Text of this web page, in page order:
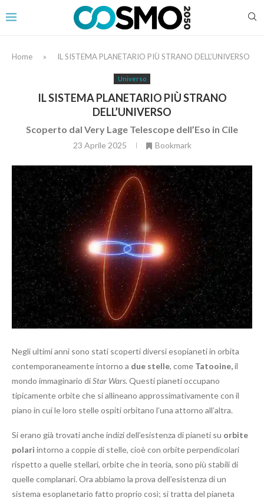
Home » IL SISTEMA PLANETARIO PIÙ STRANO DELL’UNIVERSO
Universo
IL SISTEMA PLANETARIO PIÙ STRANO
DELL’UNIVERSO
Scoperto dal Very Lage Telescope dell’Eso in Cile
23 Aprile 2025 Bookmark
Negli ultimi anni sono stati scoperti diversi esopianeti in orbita
contemporaneamente intorno a due stelle, come Tatooine,il
mondo immaginario diStar Wars. Questi pianeti occupano
tipicamente orbite che si allineano approssimativamente con il
piano in cui le loro stelle ospiti orbitano l’una attorno all’altra.
Si erano già trovati anche indizi dell’esistenza di pianeti su orbite
polari intorno a coppie di stelle, cioè con orbite perpendicolari
rispetto a quelle stellari, orbite che in teoria, sono più stabili di
quelle complanari. Ora abbiamo la prova dell’esistenza di un
sistema esoplanetario fatto proprio così; si tratta del pianeta